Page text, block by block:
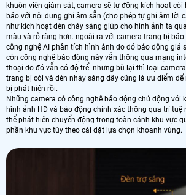
khuôn viên giám sát, camera sẽ tự động kích hoạt
báo với nội dung ghi âm sẵn (cho phép tự ghi âm lời
như kích hoạt đèn cháy sáng giúp cho hình ảnh ta
màu và rỏ ràng hơn. ngoài ra với camera trang bị
công nghệ AI phân tích hình ảnh do đó báo động giả
cón công nghệ báo động này vẫn thông qua mạng
thoại do đó vẫn có độ trể. nhưng bù lại thì loại
trang bị còi và đèn nháy sáng đây cũng là ưu điểm
bị phát hiện rồi.
Những camera có công nghê báo động chủ động với
hình ảnh HD và báo động chính xác thông qua trí tuệ
thể phát hiện chuyển động trong toàn cảnh khu vực
phần khu vực tùy theo cài đặt lựa chọn khoanh vùng.